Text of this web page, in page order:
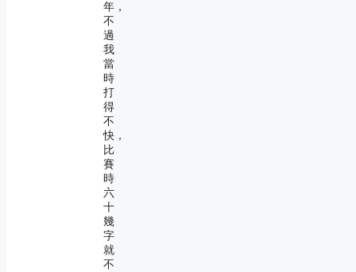
年，
不
過
我
當
時
打
得
不
快，
比
賽
時
六
十
幾
字
就
不